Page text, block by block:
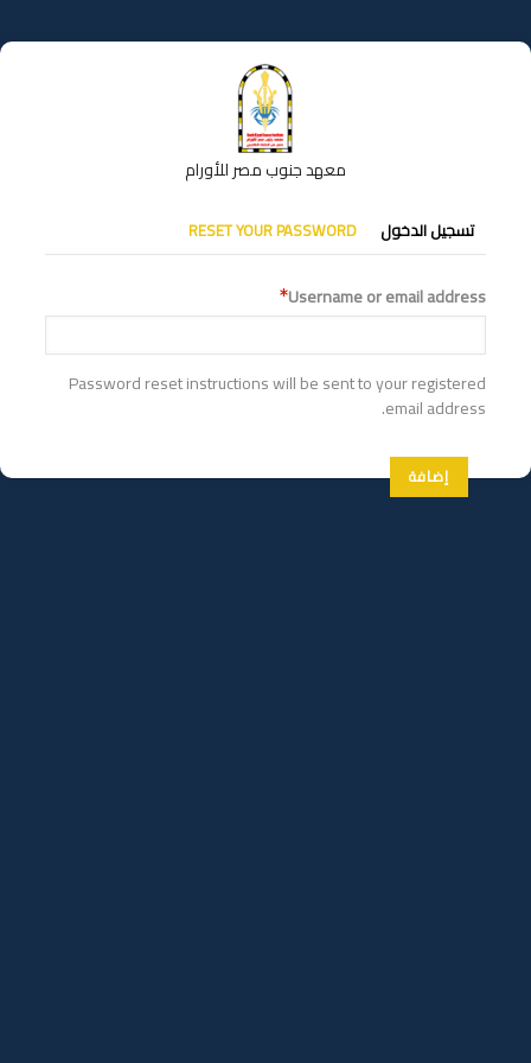
إلى
المحتوى
معهد جنوب مصر للأورام
التبويبات
الأساسية
تسجيل الدخول RESET YOUR PASSWORD
Username or email address
Password reset instructions will be sent to your registered
email address.